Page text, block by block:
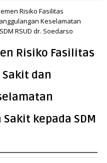
Risiko Fasilitas
Keselamatan
RSUD dr. Soedarso
Risiko Fasilitas
dan
kepada SDM